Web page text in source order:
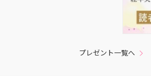
プレゼント一覧へ